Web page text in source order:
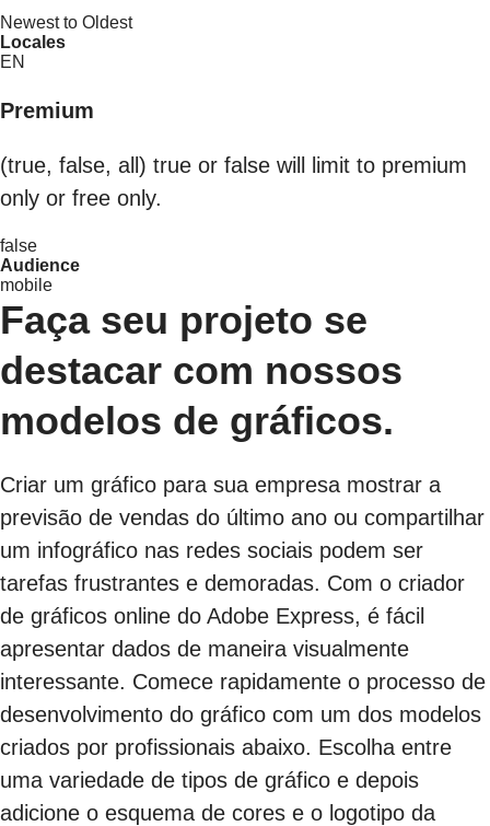
Newest to Oldest
Locales
EN
Premium
(true, false, all) true or false will limit to premium
only or free only.
false
Audience
mobile
Faça seu projeto se
destacar com nossos
modelos de gráficos.
Criar um gráfico para sua empresa mostrar a
previsão de vendas do último ano ou compartilhar
um infográfico nas redes sociais podem ser
tarefas frustrantes e demoradas. Com o criador
de gráficos online do Adobe Express, é fácil
apresentar dados de maneira visualmente
interessante. Comece rapidamente o processo de
desenvolvimento do gráfico com um dos modelos
criados por profissionais abaixo. Escolha entre
uma variedade de tipos de gráfico e depois
adicione o esquema de cores e o logotipo da